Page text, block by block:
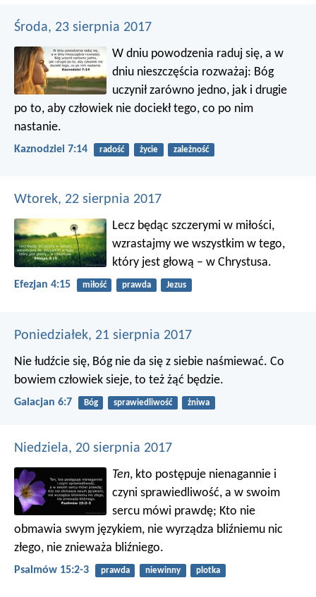
Środa, 23 sierpnia 2017
W dniu powodzenia raduj się, a w
dniu nieszczęścia rozważaj: Bóg
uczynił zarówno jedno, jak i drugie
po to, aby człowiek nie dociekł tego, co po nim
nastanie.
Kaznodziei 7:14 radość życie zależność
Wtorek, 22 sierpnia 2017
Lecz będąc szczerymi w miłości,
wzrastajmy we wszystkim w tego,
który jest głową – w Chrystusa.
Efezjan 4:15 miłość prawda Jezus
Poniedziałek, 21 sierpnia 2017
Nie łudźcie się, Bóg nie da się z siebie naśmiewać. Co
bowiem człowiek sieje, to też żąć będzie.
Galacjan 6:7 Bóg sprawiedliwość żniwa
Niedziela, 20 sierpnia 2017
Ten, kto postępuje nienagannie i
czyni sprawiedliwość, a w swoim
sercu mówi prawdę; Kto nie
obmawia swym językiem, nie wyrządza bliźniemu nic
złego, nie znieważa bliźniego.
Psalmów 15:2-3 prawda niewinny plotka